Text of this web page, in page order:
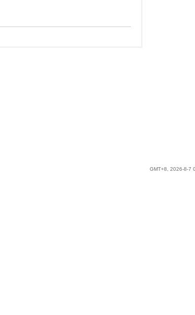
GMT+8, 2026-8-7